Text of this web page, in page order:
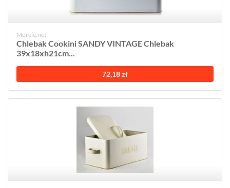
Morele.net
Chlebak Cookini SANDY VINTAGE Chlebak
39x18xh21cm...
72,18 zł